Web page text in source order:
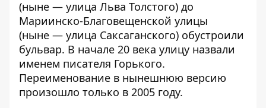
(ныне — улица Льва Толстого) до
Мариинско-Благовещенской улицы
(ныне — улица Саксаганского) обустроили
бульвар. В начале 20 века улицу назвали
именем писателя Горького.
Переименование в нынешнюю версию
произошло только в 2005 году.